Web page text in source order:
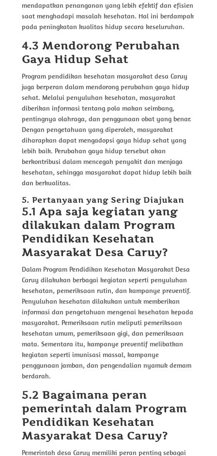
mendapatkan penanganan yang lebih efektif dan efisien
saat menghadapi masalah kesehatan. Hal ini berdampak
pada peningkatan kualitas hidup secara keseluruhan.
4.3 Mendorong Perubahan
Gaya Hidup Sehat
Program pendidikan kesehatan masyarakat desa Caruy
juga berperan dalam mendorong perubahan gaya hidup
sehat. Melalui penyuluhan kesehatan, masyarakat
diberikan informasi tentang pola makan seimbang,
pentingnya olahraga, dan penggunaan obat yang benar.
Dengan pengetahuan yang diperoleh, masyarakat
diharapkan dapat mengadopsi gaya hidup sehat yang
lebih baik. Perubahan gaya hidup tersebut akan
berkontribusi dalam mencegah penyakit dan menjaga
kesehatan, sehingga masyarakat dapat hidup lebih baik
dan berkualitas.
5. Pertanyaan yang Sering Diajukan
5.1 Apa saja kegiatan yang
dilakukan dalam Program
Pendidikan Kesehatan
Masyarakat Desa Caruy?
Dalam Program Pendidikan Kesehatan Masyarakat Desa
Caruy dilakukan berbagai kegiatan seperti penyuluhan
kesehatan, pemeriksaan rutin, dan kampanye preventif.
Penyuluhan kesehatan dilakukan untuk memberikan
informasi dan pengetahuan mengenai kesehatan kepada
masyarakat. Pemeriksaan rutin meliputi pemeriksaan
kesehatan umum, pemeriksaan gigi, dan pemeriksaan
mata. Sementara itu, kampanye preventif melibatkan
kegiatan seperti imunisasi massal, kampanye
penggunaan jamban, dan pengendalian nyamuk demam
berdarah.
5.2 Bagaimana peran
pemerintah dalam Program
Pendidikan Kesehatan
Masyarakat Desa Caruy?
Pemerintah desa Caruy memiliki peran penting sebagai